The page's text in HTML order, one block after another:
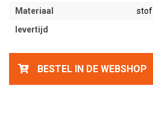
Materiaal
stof
levertijd
BESTEL IN DE WEBSHOP